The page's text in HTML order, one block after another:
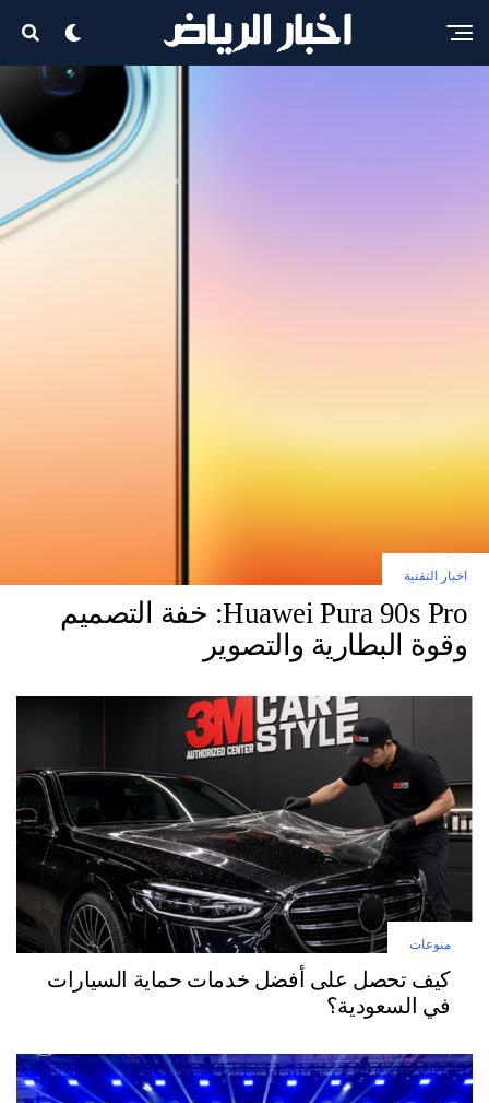
اخبار التقنية
Huawei Pura 90s Pro: خفة التصميم
وقوة البطارية والتصوير
منوعات
كيف تحصل على أفضل خدمات حماية السيارات
في السعودية؟